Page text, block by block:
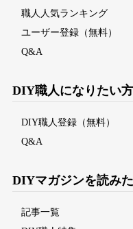
職人人気ランキング
ユーザー登録（無料）
Q&A
DIY職人になりたい方
DIY職人登録（無料）
Q&A
DIYマガジンを読み
記事一覧